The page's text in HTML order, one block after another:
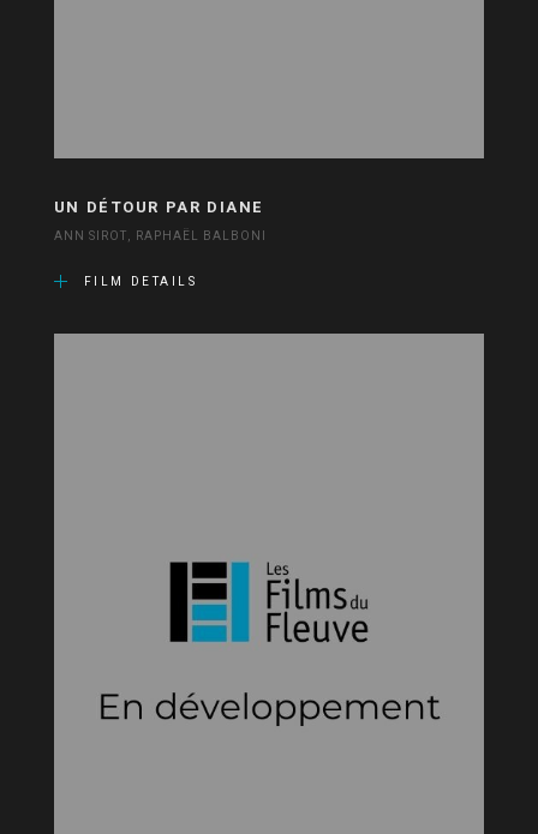
UN DÉTOUR PAR DIANE
ANN SIROT, RAPHAËL BALBONI
FILM DETAILS